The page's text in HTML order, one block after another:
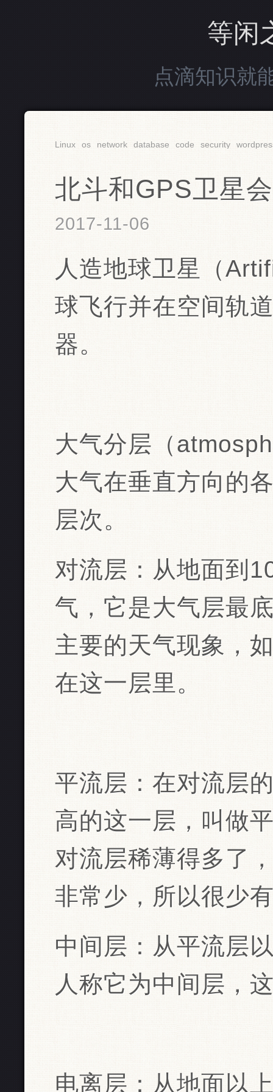
等闲
点滴知识就
Linux os network database code security
北斗和GPS卫星
2017-11-06
人造地球卫星（
球飞行并在空间轨
器。
大气分层（
大气在垂直方向的
层次。
对流层：从地面到
气，它是大气层最
主要的天气现象，
在这一层里。
平流层：在对流层
高的这一层，叫做
对流层稀薄得多了
非常少，所以很少
中间层：从平流层
人称它为中间层，
电离层：从地面以